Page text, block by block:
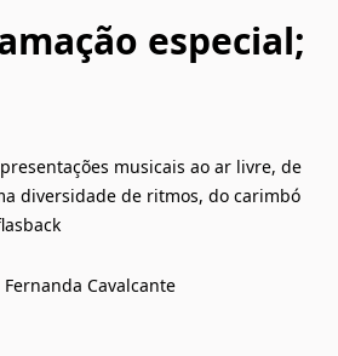
especial;
musicais ao ar livre, de
diversidade de ritmos, do carimbó
Cavalcante